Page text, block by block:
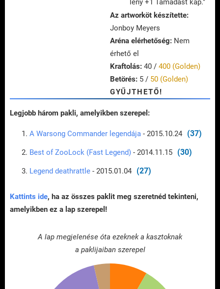
lény +1 Támadást kap."
Az artworköt készítette:
Jonboy Meyers
Aréna elérhetőség: Nem
érhető el
Kraftolás: 40 / 400 (Golden)
Betörés: 5 / 50 (Golden)
GYŰJTHETŐ!
Legjobb három pakli, amelyikben szerepel:
A Warsong Commander legendája - 2015.10.24 (37)
Best of ZooLock (Fast Legend) - 2014.11.15 (30)
Legend deathrattle - 2015.01.04 (27)
Kattints ide, ha az összes paklit meg szeretnéd tekinteni,
amelyikben ez a lap szerepel!
A lap megjelenése óta ezeknek a kasztoknak
a paklijaiban szerepel